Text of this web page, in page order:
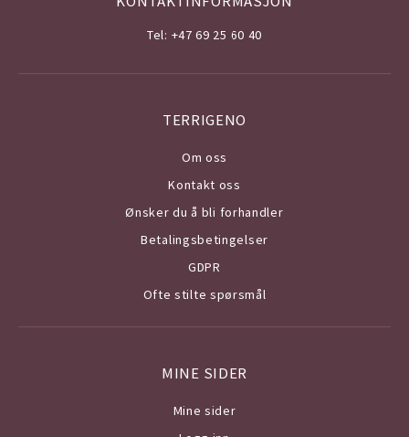
Tel: +47 69 25 60 40
TERRIGENO
Om oss
Kontakt oss
Ønsker du å bli forhandler
Betalingsbetingelser
GDPR
Ofte stilte spørsmål
MINE SIDER
Mine sider